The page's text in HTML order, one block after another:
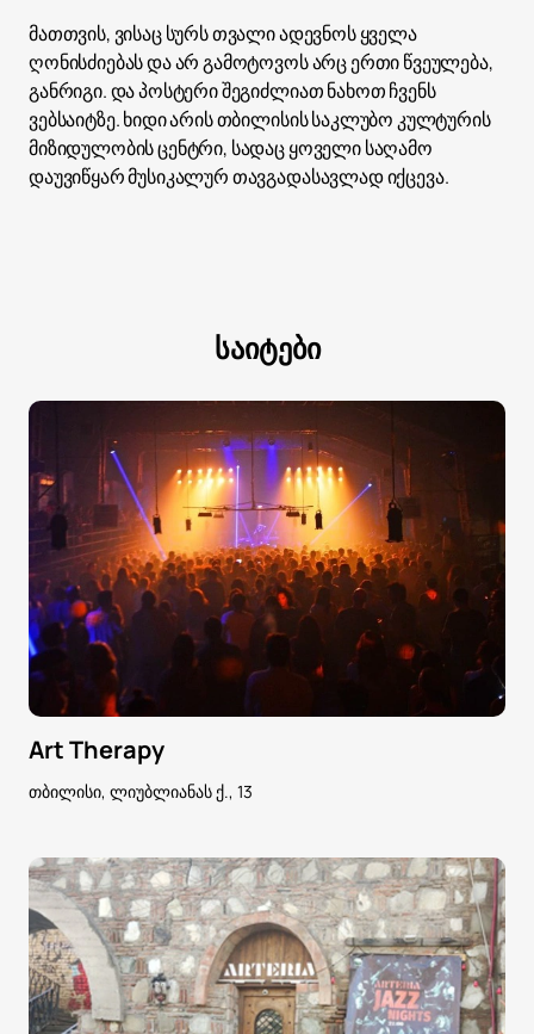
მათთვის, ვისაც სურს თვალი ადევნოს ყველა
ღონისძიებას და არ გამოტოვოს არც ერთი წვეულება,
განრიგი. და პოსტერი შეგიძლიათ ნახოთ ჩვენს
ვებსაიტზე. ხიდი არის თბილისის საკლუბო კულტურის
მიზიდულობის ცენტრი, სადაც ყოველი საღამო
დაუვიწყარ მუსიკალურ თავგადასავლად იქცევა.
საიტები
Art Therapy
თბილისი, ლიუბლიანას ქ., 13